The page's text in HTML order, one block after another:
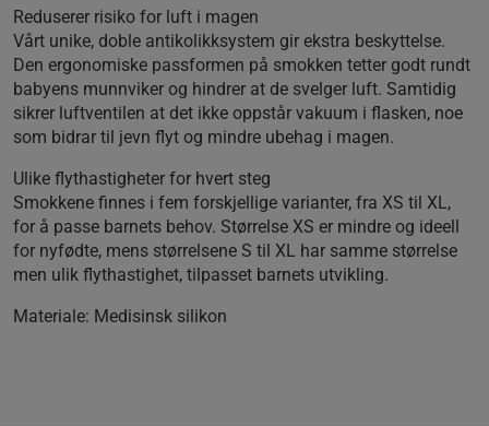
Reduserer risiko for luft i magen
Vårt unike, doble antikolikksystem gir ekstra beskyttelse.
Den ergonomiske passformen på smokken tetter godt rundt
babyens munnviker og hindrer at de svelger luft. Samtidig
sikrer luftventilen at det ikke oppstår vakuum i flasken, noe
som bidrar til jevn flyt og mindre ubehag i magen.
Ulike flythastigheter for hvert steg
Smokkene finnes i fem forskjellige varianter, fra XS til XL,
for å passe barnets behov. Størrelse XS er mindre og ideell
for nyfødte, mens størrelsene S til XL har samme størrelse
men ulik flythastighet, tilpasset barnets utvikling.
Materiale: Medisinsk silikon